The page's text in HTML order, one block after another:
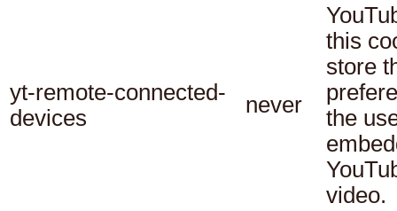
yt-remote-connected-
devices
never
this
store
the
video.